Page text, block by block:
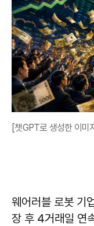
[챗GPT로 생성한 이미
웨어러블 로봇 기
장 후 4거래일 연